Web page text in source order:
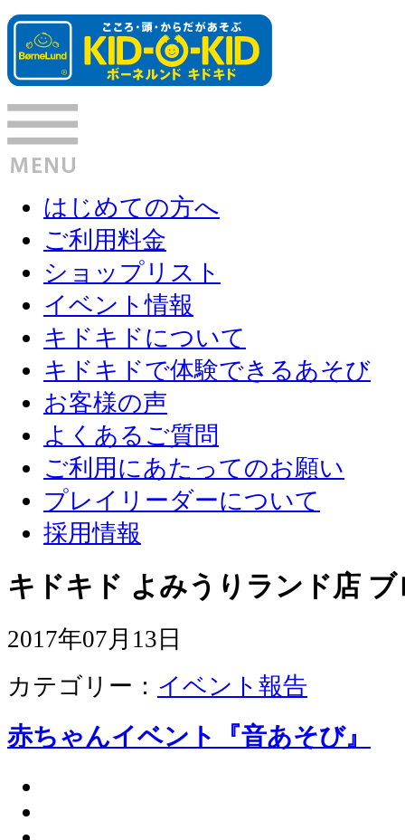
はじめての方へ
ご利用料金
ショップリスト
イベント情報
キドキドについて
キドキドで体験できるあそび
お客様の声
よくあるご質問
ご利用にあたってのお願い
プレイリーダーについて
採用情報
キドキド よみうりランド店 ブ
2017年07月13日
カテゴリー： イベント報告
赤ちゃんイベント『音あそび』